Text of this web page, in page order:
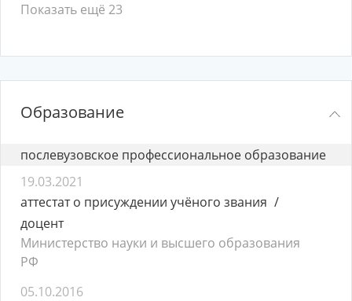
Показать ещё 23
Образование
послевузовское профессиональное образование
19.03.2021
аттестат о присуждении учёного звания
доцент
Министерство науки и высшего образования
РФ
05.10.2016